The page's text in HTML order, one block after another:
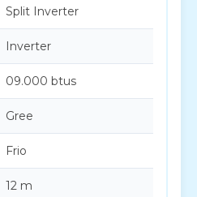
Split Inverter
Inverter
09.000 btus
Gree
Frio
12 m